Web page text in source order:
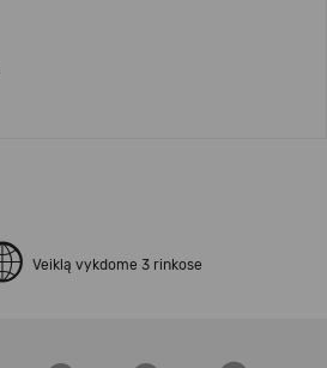
Veiklą vykdome 3 rinkose